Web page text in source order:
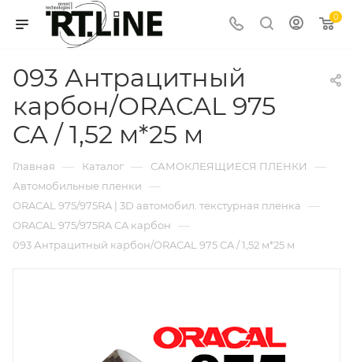
0
093 Антрацитный
карбон/ORACAL 975
CA / 1,52 м*25 м
Главная — Каталог — САМОКЛЕЯЩИЕСЯ ПЛЕНКИ —
Автомобильные пленки —
ORACAL 975/975RA | 3D автомобил. текстурная пленка —
ORACAL 975/975RA CA карбон —
093 Антрацитный карбон/ORACAL 975 CA / 1,52 м*25 м